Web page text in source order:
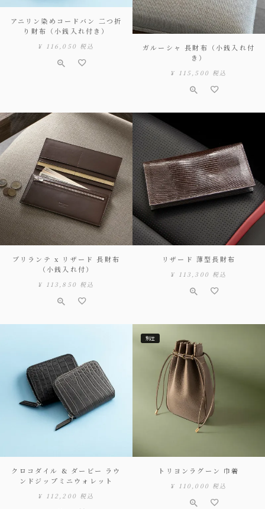
アニリン染めコードバン 二つ折
り財布（小銭入れ付き）
¥ 116,050 税込
ガルーシャ 長財布（小銭入れ付
き）
¥ 115,500 税込
ブリランテ x リザード 長財布
（小銭入れ付）
¥ 113,850 税込
リザード 薄型長財布
¥ 113,300 税込
クロコダイル & ダービー ラウ
ンドジップミニウォレット
¥ 112,200 税込
別注
トリヨンラグーン 巾着
¥ 110,000 税込